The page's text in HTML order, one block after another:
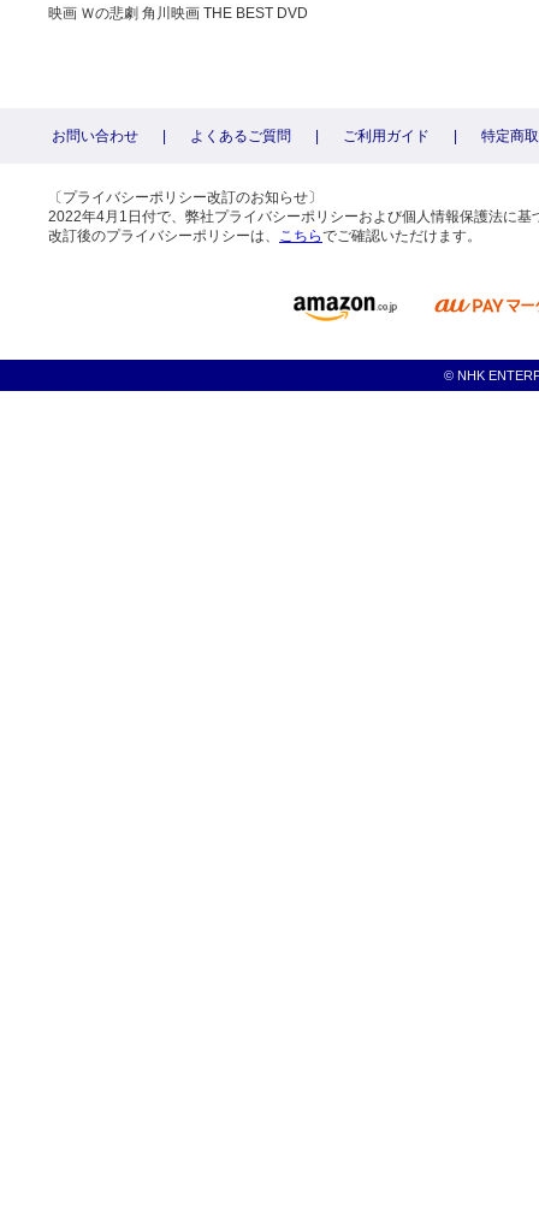
映画 Ｗの悲劇 角川映画 THE BEST DVD
お問い合わせ | よくあるご質問 | ご利用ガイド | 特定商
〔プライバシーポリシー改訂のお知らせ〕
2022年4月1日付で、弊社プライバシーポリシーおよび個人情報保護法に基
改訂後のプライバシーポリシーは、 こちらでご確認いただけます。
© NHK